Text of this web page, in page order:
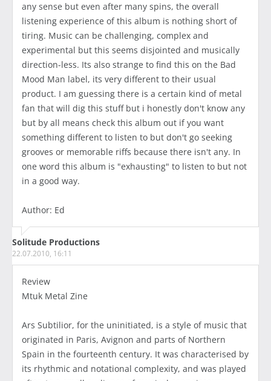
any sense but even after many spins, the overall
listening experience of this album is nothing short of
tiring. Music can be challenging, complex and
experimental but this seems disjointed and musically
direction-less. Its also strange to find this on the Bad
Mood Man label, its very different to their usual
product. I am guessing there is a certain kind of metal
fan that will dig this stuff but i honestly don't know any
but by all means check this album out if you want
something different to listen to but don't go seeking
grooves or memorable riffs because there isn't any. In
one word this album is "exhausting" to listen to but not
in a good way.
Author: Ed
Solitude Productions
22.07.2010, 16:11
Review
Mtuk Metal Zine
Ars Subtilior, for the uninitiated, is a style of music that
originated in Paris, Avignon and parts of Northern
Spain in the fourteenth century. It was characterised by
its rhythmic and notational complexity, and was played